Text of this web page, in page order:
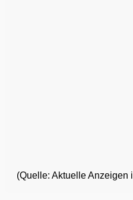
(Quelle: Aktuelle Anzeigen